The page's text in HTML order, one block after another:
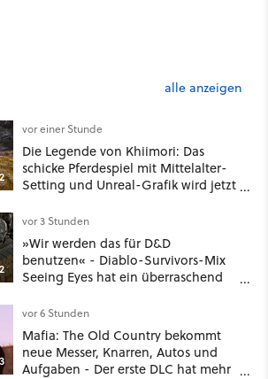
alle anzeigen
vor einer Stunde
Die Legende von Khiimori: Das
schicke Pferdespiel mit Mittelalter-
Setting und Unreal-Grafik wird jetzt
vor 3 Stunden
»Wir werden das für D&D
benutzen« - Diablo-Survivors-Mix
Seeing Eyes hat ein überraschend
vor 6 Stunden
Mafia: The Old Country bekommt
neue Messer, Knarren, Autos und
Aufgaben - Der erste DLC hat mehr